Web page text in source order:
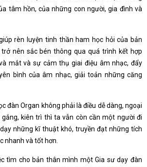
tâm hồn, của những con người, gia đình và
rèn luyện tinh thần ham học hỏi của bản
nên sắc bén thông qua quá trình kết hợp
mắt và sự cảm thụ giai điệu âm nhạc, đẩy
bình của âm nhạc, giải toản những căng
đàn Organ không phải là điều dễ dàng, ngoại
kiên trì thì ta vẫn còn cần một người đi
những kĩ thuật khó, truyền đạt những tích
nhanh và tốt hơn.
tìm cho bản thân mình một Gia sư dạy đàn